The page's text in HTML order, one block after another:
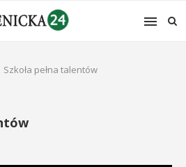
Szkoła pełna talentów